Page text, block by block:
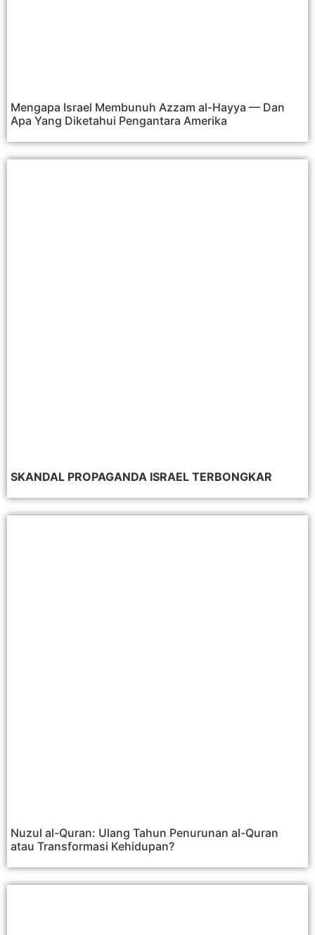
Mengapa Israel Membunuh Azzam al-Hayya — Dan
Apa Yang Diketahui Pengantara Amerika
SKANDAL PROPAGANDA ISRAEL TERBONGKAR
Nuzul al-Quran: Ulang Tahun Penurunan al-Quran
atau Transformasi Kehidupan?